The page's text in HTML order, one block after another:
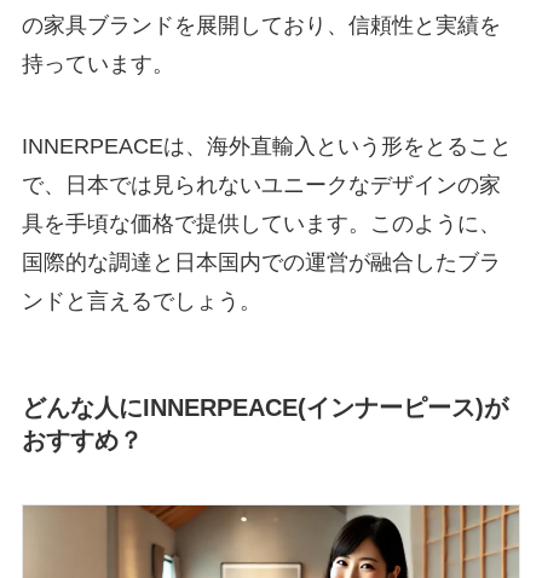
の家具ブランドを展開しており、信頼性と実績を
持っています。
INNERPEACEは、海外直輸入という形をとること
で、日本では見られないユニークなデザインの家
具を手頃な価格で提供しています。このように、
国際的な調達と日本国内での運営が融合したブラ
ンドと言えるでしょう。
どんな人にINNERPEACE(インナーピース)が
おすすめ？